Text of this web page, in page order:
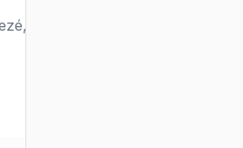
Orvault, Vertou,